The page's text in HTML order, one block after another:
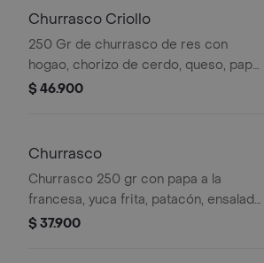
Churrasco Criollo
250 Gr de churrasco de res con
hogao, chorizo de cerdo, queso, papa
a la francesa, yuca frita, patacón,
$ 46.900
Churrasco
Churrasco 250 gr con papa a la
francesa, yuca frita, patacón, ensalada
de de lechuga, tomate y aguacate.
$ 37.900